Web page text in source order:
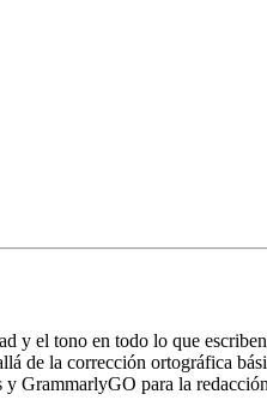
y el tono en todo lo que
de la corrección ortográfica
y GrammarlyGO para la